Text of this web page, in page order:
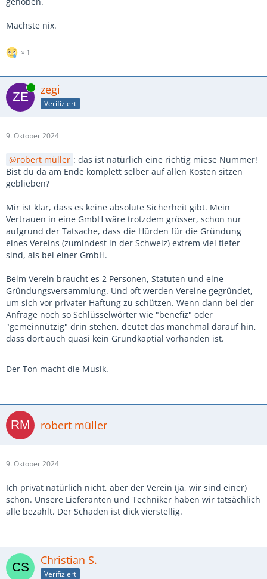
Machste nix.
1
Online zegi
Verifiziert
9. Oktober 2024
robert müller : das ist natürlich eine richtig miese Nummer!
Bist du da am Ende komplett selber auf allen Kosten sitzen
geblieben?
Mir ist klar, dass es keine absolute Sicherheit gibt. Mein
Vertrauen in eine GmbH wäre trotzdem grösser, schon nur
aufgrund der Tatsache, dass die Hürden für die Gründung
eines Vereins (zumindest in der Schweiz) extrem viel tiefer
sind, als bei einer GmbH.
Beim Verein braucht es 2 Personen, Statuten und eine
Gründungsversammlung. Und oft werden Vereine gegründet,
um sich vor privater Haftung zu schützen. Wenn dann bei der
Anfrage noch so Schlüsselwörter wie "benefiz" oder
"gemeinnützig" drin stehen, deutet das manchmal darauf hin,
dass dort auch quasi kein Grundkaptial vorhanden ist.
Der Ton macht die Musik.
robert müller
9. Oktober 2024
Ich privat natürlich nicht, aber der Verein (ja, wir sind einer)
schon. Unsere Lieferanten und Techniker haben wir tatsächlich
alle bezahlt. Der Schaden ist dick vierstellig.
Christian S.
Verifiziert